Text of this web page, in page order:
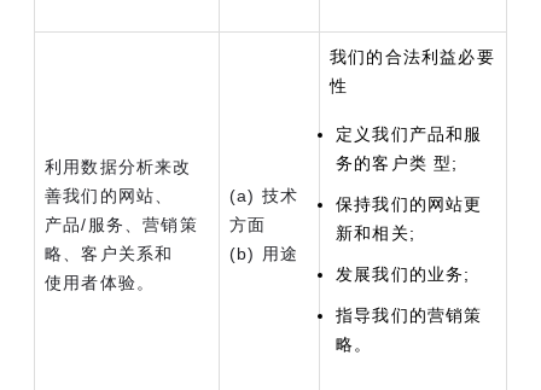
利用数据分析来改
善我们的网站、
产品/服务、营销策
略、客户关系和
使用者体验。
(a) 技术
方面
(b) 用途
我们的合法利益必要
性
定义我们产品和服
务的客户类 型;
保持我们的网站更
新和相关;
发展我们的业务;
指导我们的营销策
略。